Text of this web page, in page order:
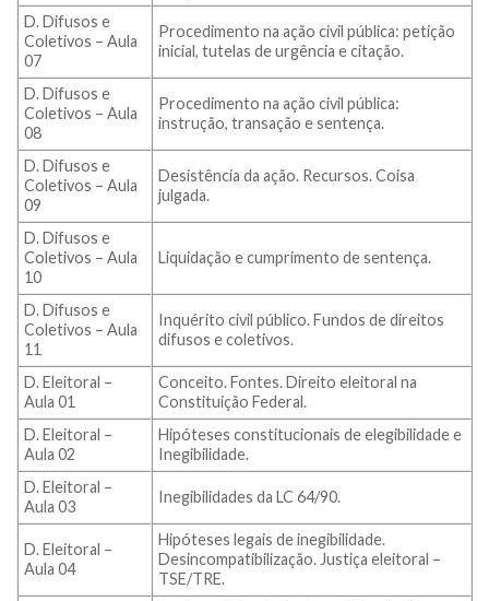
D. Difusos e
Coletivos – Aula
07
Procedimento na ação civil pública: petição
inicial, tutelas de urgência e citação.
D. Difusos e
Coletivos – Aula
08
Procedimento na ação civil pública:
instrução, transação e sentença.
D. Difusos e
Coletivos – Aula
09
Desistência da ação. Recursos. Coisa
julgada.
D. Difusos e
Coletivos – Aula
10
Liquidação e cumprimento de sentença.
D. Difusos e
Coletivos – Aula
11
Inquérito civil público. Fundos de direitos
difusos e coletivos.
D. Eleitoral –
Aula 01
Conceito. Fontes. Direito eleitoral na
Constituição Federal.
D. Eleitoral –
Aula 02
Hipóteses constitucionais de elegibilidade e
Inegibilidade.
D. Eleitoral –
Aula 03
Inegibilidades da LC 64/90.
D. Eleitoral –
Aula 04
Hipóteses legais de inegibilidade.
Desincompatibilização. Justiça eleitoral –
TSE/TRE.